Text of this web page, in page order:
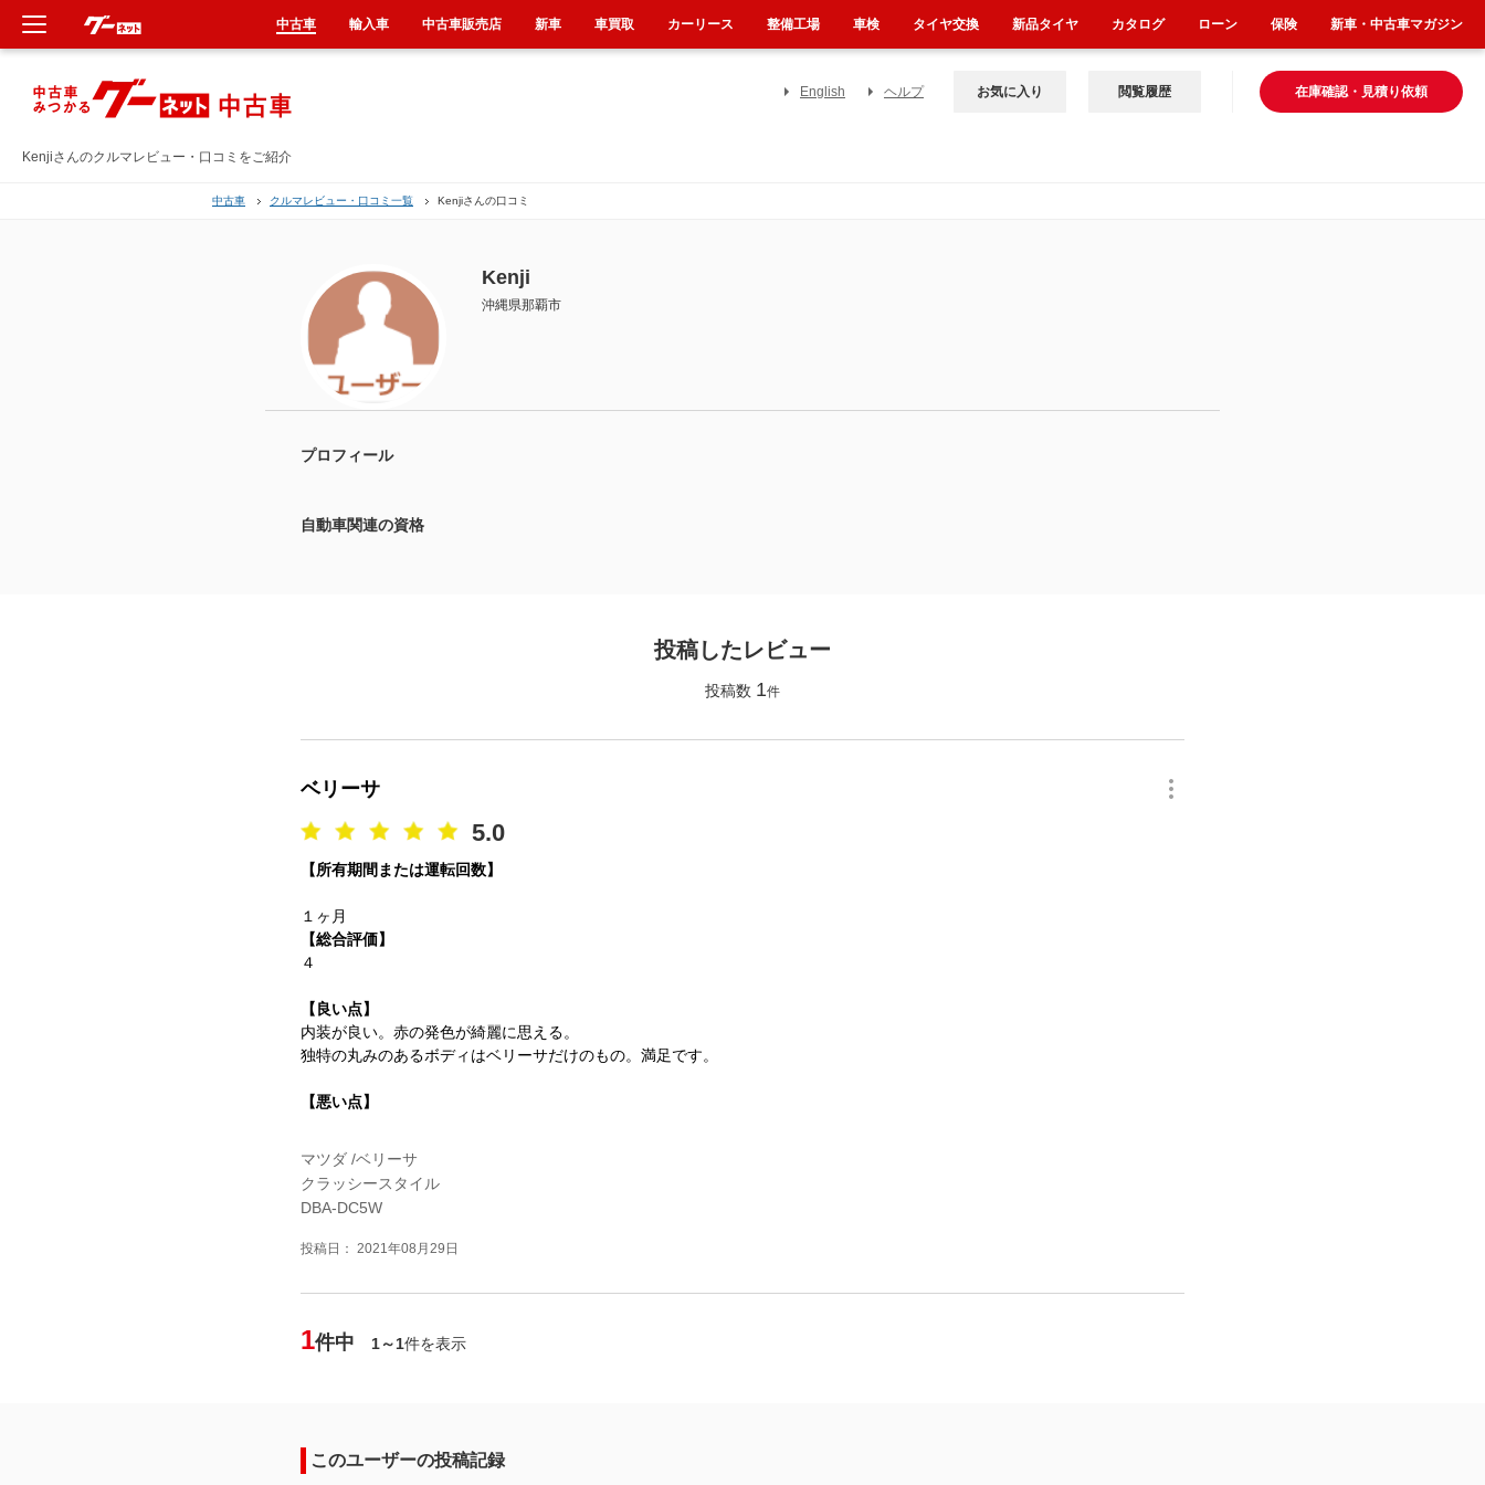
Kenjiさんのクルマレビュー・口コミをご紹介
English ヘルプ 在庫確認・見積り依頼
お気に入り 閲覧履歴
中古車 クルマレビュー・口コミ一覧 Kenjiさんの口コミ
Kenji
沖縄県那覇市
プロフィール
自動車関連の資格
投稿したレビュー
投稿数 1件
ベリーサ
5.0
【所有期間または運転回数】
１ヶ月
【総合評価】
４
【良い点】
内装が良い。赤の発色が綺麗に思える。
独特の丸みのあるボディはベリーサだけのもの。満足です。
【悪い点】
マツダ /ベリーサ
クラッシースタイル
DBA-DC5W
投稿日： 2021年08月29日
1件中 1～1件を表示
このユーザーの投稿記録
中古車 輸入車 中古車販売店 新車 車買取 カーリース 整備工場 車検 タイヤ交換 新品タイヤ カタログ ローン 保険 新車・中古車マガジン
新車
中古車